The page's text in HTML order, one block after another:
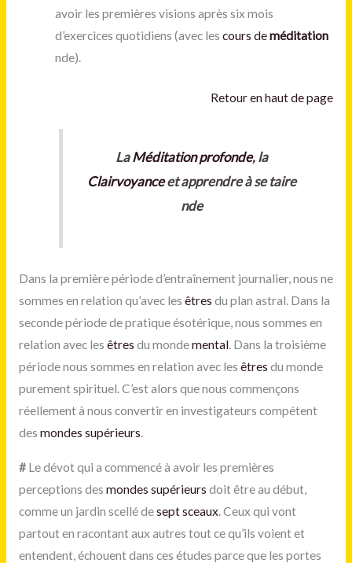
avoir les premières visions après six mois
d’exercices quotidiens (avec lescours deméditation
nde).
Retour en haut de page
LaMéditation profonde, la
Clairvoyanceet apprendre à se taire
nde
Dans la première période d’entraînement journalier, nous ne
sommes en relation qu’avec les êtres du plan astral. Dans la
seconde période de pratique ésotérique, nous sommes en
relation avec les êtres du mondemental. Dans la troisième
période nous sommes en relation avec les êtres du monde
purement spirituel. C’est alors que nous commençons
réellement à nous convertir en investigateurs compétent
des mondes supérieurs.
# Le dévot qui a commencé à avoir les premières
perceptions des mondes supérieurs doit être au début,
comme un jardin scellé desept sceaux. Ceux qui vont
partout en racontant aux autres tout ce qu’ils voient et
entendent, échouent dans ces études parce que les portes